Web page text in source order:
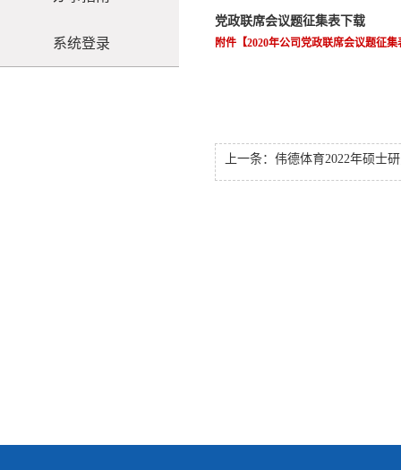
系统登录
党政联席会议题征集表下载
附件【2020年公司党政联席会议题征集
上一条： 伟德体育2022年硕士研究生招